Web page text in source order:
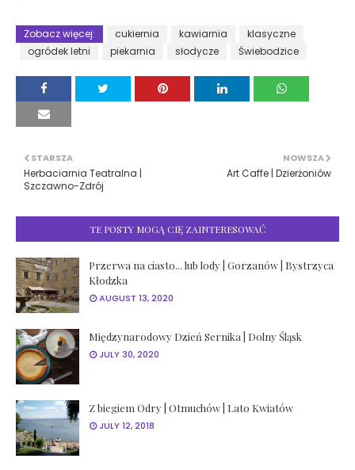
Zobacz więcej: cukiernia kawiarnia
klasyczne
ogródek letni
piekarnia słodycze Świebodzice
NOWSZA
Art Caffe | Dzierżoniów
STARSZA
Herbaciarnia Teatralna |
Szczawno-Zdrój
TE POSTY MOGĄ CIĘ ZAINTERESOWAĆ
Przerwa na ciasto... lub lody | Gorzanów | Bystrzyca
Kłodzka
AUGUST 13, 2020
Międzynarodowy Dzień Sernika | Dolny Śląsk
JULY 30, 2020
Z biegiem Odry | Otmuchów | Lato Kwiatów
JULY 12, 2018